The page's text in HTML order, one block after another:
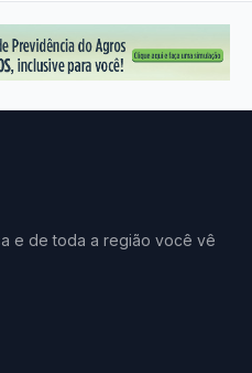
e de toda a região você vê